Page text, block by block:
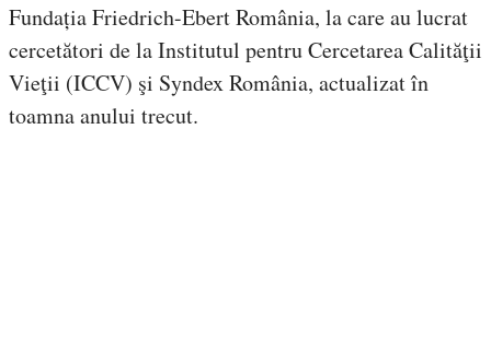
Fundația Friedrich-Ebert România, la care au lucrat
cercetători de la Institutul pentru Cercetarea Calităţii
Vieţii (ICCV) şi Syndex România, actualizat în
toamna anului trecut.